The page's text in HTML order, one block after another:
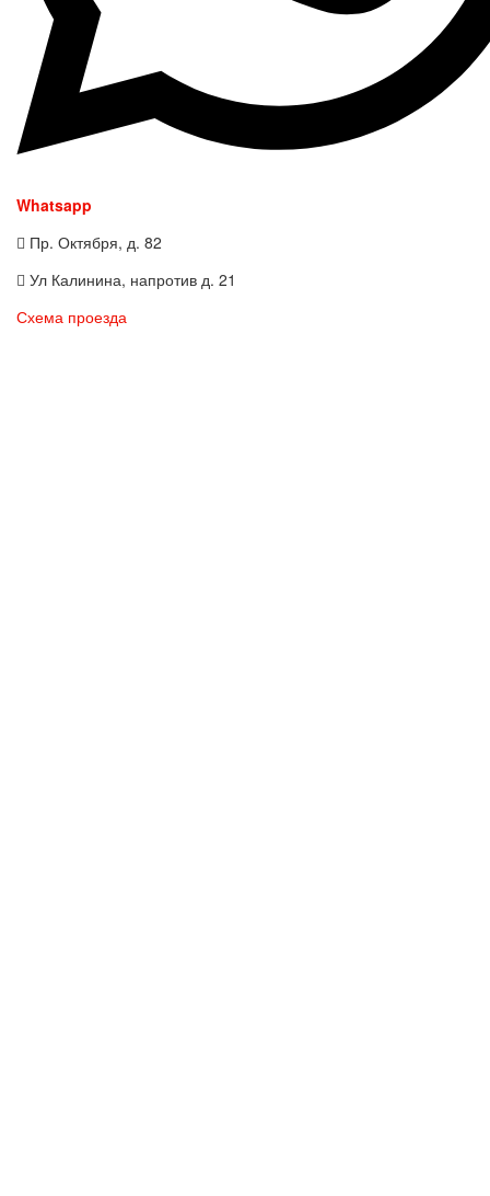
Whatsapp
Пр. Октября, д. 82
Ул Калинина, напротив д. 21
Схема проезда